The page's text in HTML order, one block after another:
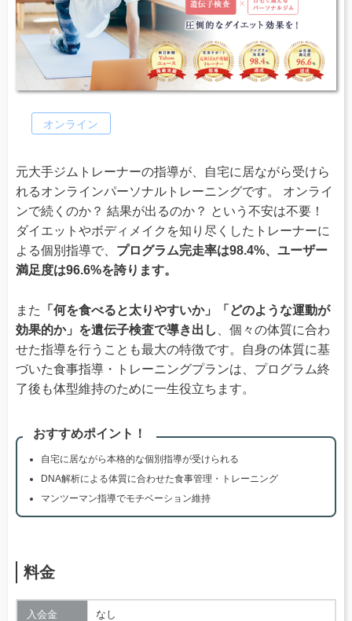
オンライン
元大手ジムトレーナーの指導が、自宅に居ながら受けら
れるオンラインパーソナルトレーニングです。 オンライ
ンで続くのか？ 結果が出るのか？ という不安は不要！
ダイエットやボディメイクを知り尽くしたトレーナーに
よる個別指導で、 プログラム完走率は98.4%、ユーザー
満足度は96.6%を誇ります。
また
「何を食べると太りやすいか」「どのような運動が
効果的か」を遺伝子検査で導き出し
、個々の体質に合わ
せた指導を行うことも最大の特徴です。自身の体質に基
づいた食事指導・トレーニングプランは、プログラム終
了後も体型維持のために一生役立ちます。
おすすめポイント！
自宅に居ながら本格的な個別指導が受けられる
DNA解析による体質に合わせた食事管理・トレーニング
マンツーマン指導でモチベーション維持
料金
入会金 なし